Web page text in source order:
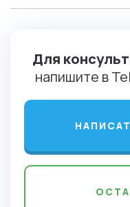
Для
напишите в